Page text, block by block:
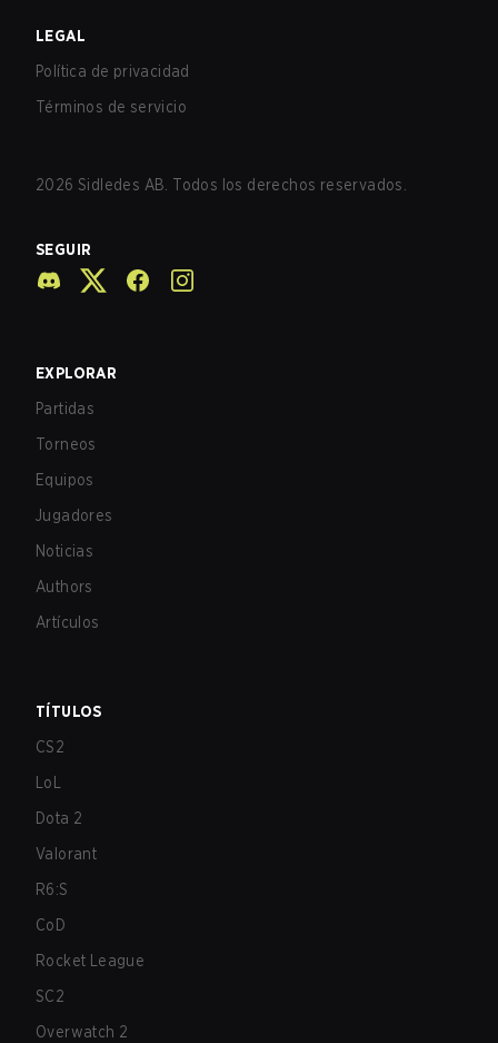
LEGAL
Política de privacidad
Términos de servicio
2026 Sidledes AB. Todos los derechos reservados.
SEGUIR
EXPLORAR
Partidas
Torneos
Equipos
Jugadores
Noticias
Authors
Artículos
TÍTULOS
CS2
LoL
Dota 2
Valorant
R6:S
CoD
Rocket League
SC2
Overwatch 2